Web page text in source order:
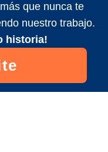
que nunca te
nuestro trabajo.
historia!